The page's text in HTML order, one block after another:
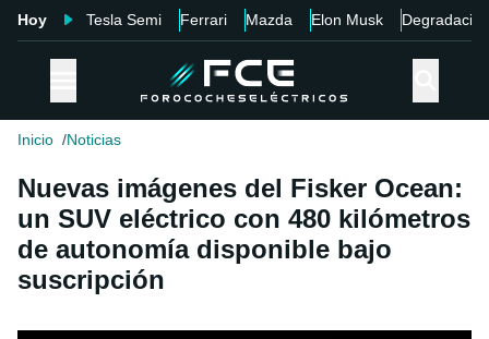
Hoy Tesla Semi Ferrari Mazda Elon Musk Degradación
Inicio Noticias
Nuevas imágenes del Fisker Ocean:
un SUV eléctrico con 480 kilómetros
de autonomía disponible bajo
suscripción